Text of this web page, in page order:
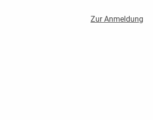
Zur Anmeldung